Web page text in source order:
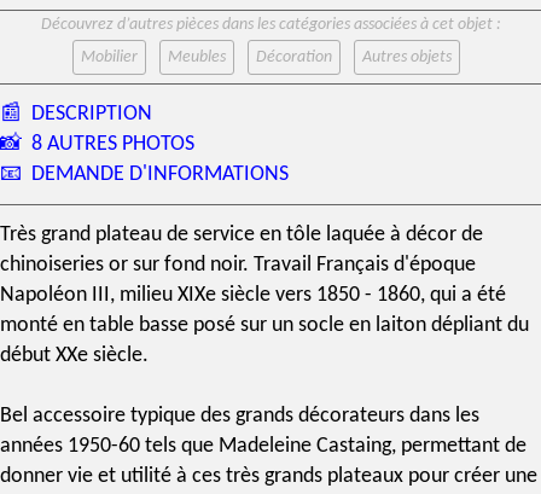
Découvrez d’autres pièces dans les catégories associées à cet objet :
Mobilier
Meubles Décoration Autres objets
📰 DESCRIPTION
📸 8 AUTRES PHOTOS
📧 DEMANDE D'INFORMATIONS
Très grand plateau de service en tôle laquée à décor de
chinoiseries or sur fond noir. Travail Français d'époque
Napoléon III, milieu XIXe siècle vers 1850 - 1860, qui a été
monté en table basse posé sur un socle en laiton dépliant du
début XXe siècle.
Bel accessoire typique des grands décorateurs dans les
années 1950-60 tels que Madeleine Castaing, permettant de
donner vie et utilité à ces très grands plateaux pour créer une